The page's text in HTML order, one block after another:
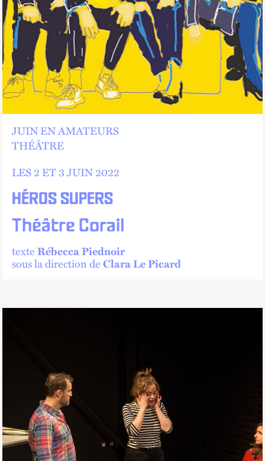
HÉROS SUPERS
Théâtre Corail
JUIN EN AMATEURS
THÉÂTRE
LES 2 ET3 JUIN 2022
texteRébecca Piednoir
sous la direction deClara Le Picard